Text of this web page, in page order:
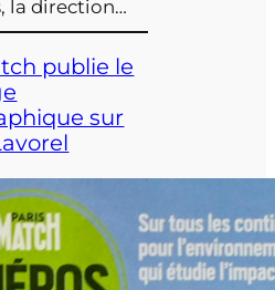
la direction…
publie le
sur